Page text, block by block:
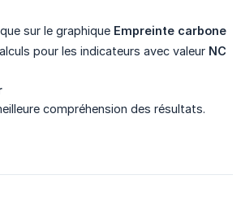
sur le graphique Empreinte carbone
pour les indicateurs avec valeur NC
compréhension des résultats.